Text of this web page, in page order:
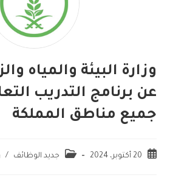
وزارة البيئة والمياه
عن برنامج التدريب
جميع مناطق المملكة
20 أكتوبر، 2024 جديد الوظائف /